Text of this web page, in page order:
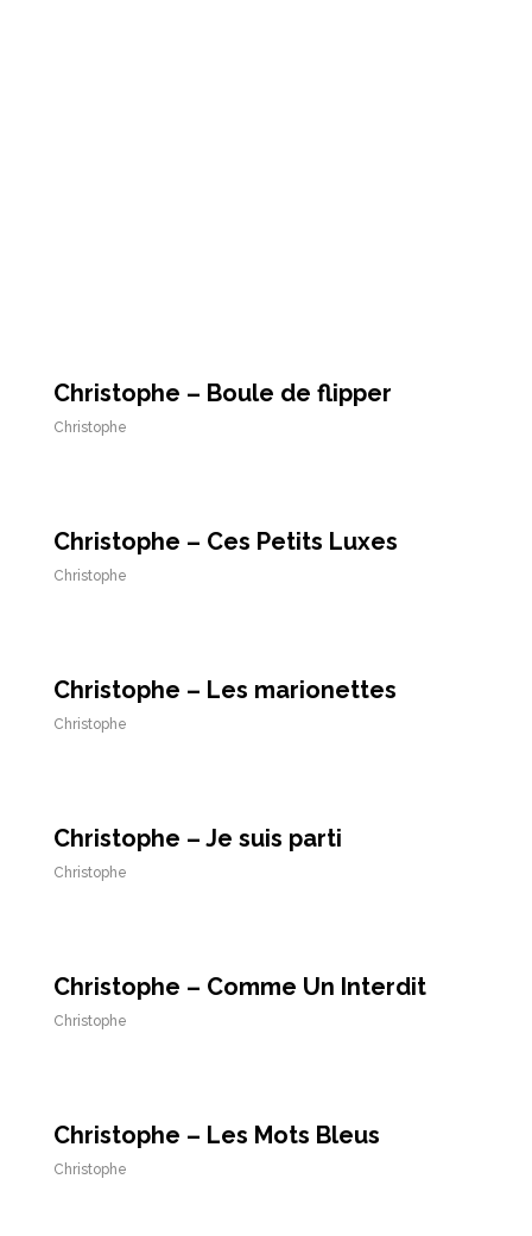
Christophe – Boule de flipper
Christophe
Christophe – Ces Petits Luxes
Christophe
Christophe – Les marionettes
Christophe
Christophe – Je suis parti
Christophe
Christophe – Comme Un Interdit
Christophe
Christophe – Les Mots Bleus
Christophe